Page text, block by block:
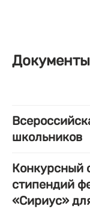
Документы
школьников
Конкурсный
стипендий
«Сириус»